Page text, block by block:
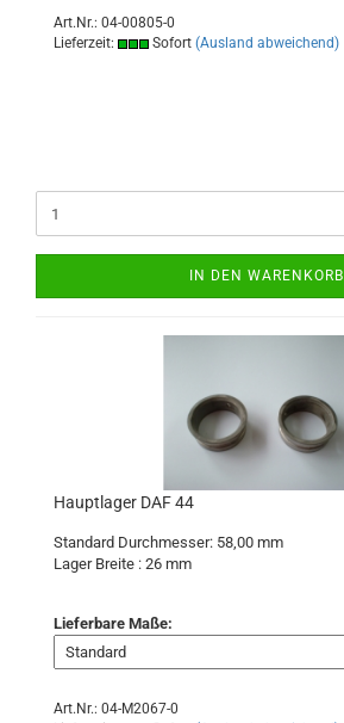
Art.Nr.: 04-00805-0
Lieferzeit:
Sofort (Ausland abweichend)
IN DEN WARENKORB
Hauptlager DAF 44
Standard Durchmesser: 58,00 mm
Lager Breite : 26 mm
Lieferbare Maße:
Art.Nr.: 04-M2067-0